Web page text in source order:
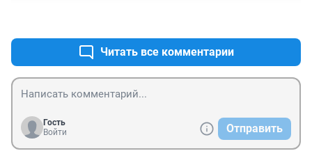
Читать все комментарии
Гость
Войти
Отправить